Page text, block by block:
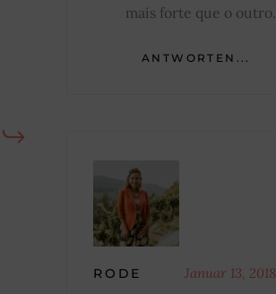
mais forte que o outro.
ANTWORTEN...
RODE Januar 13, 2018